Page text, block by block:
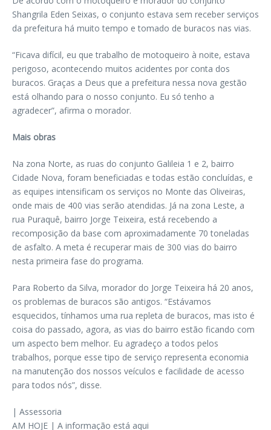
Shangrila Eden Seixas, o conjunto estava sem receber serviços
da prefeitura há muito tempo e tomado de buracos nas vias.
“Ficava difícil, eu que trabalho de motoqueiro à noite, estava
perigoso, acontecendo muitos acidentes por conta dos
buracos. Graças a Deus que a prefeitura nessa nova gestão
está olhando para o nosso conjunto. Eu só tenho a
agradecer”, afirma o morador.
Mais obras
Na zona Norte, as ruas do conjunto Galileia 1 e 2, bairro
Cidade Nova, foram beneficiadas e todas estão concluídas, e
as equipes intensificam os serviços no Monte das Oliveiras,
onde mais de 400 vias serão atendidas. Já na zona Leste, a
rua Puraquê, bairro Jorge Teixeira, está recebendo a
recomposição da base com aproximadamente 70 toneladas
de asfalto. A meta é recuperar mais de 300 vias do bairro
nesta primeira fase do programa.
Para Roberto da Silva, morador do Jorge Teixeira há 20 anos,
os problemas de buracos são antigos. “Estávamos
esquecidos, tínhamos uma rua repleta de buracos, mas isto é
coisa do passado, agora, as vias do bairro estão ficando com
um aspecto bem melhor. Eu agradeço a todos pelos
trabalhos, porque esse tipo de serviço representa economia
na manutenção dos nossos veículos e facilidade de acesso
para todos nós”, disse.
| Assessoria
AM HOJE | A informação está aqui